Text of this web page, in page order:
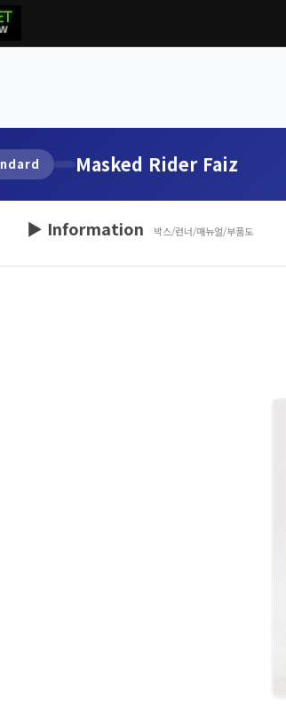
Masked Rider Faiz
▶ Information 박스/런너/매뉴얼/부품도